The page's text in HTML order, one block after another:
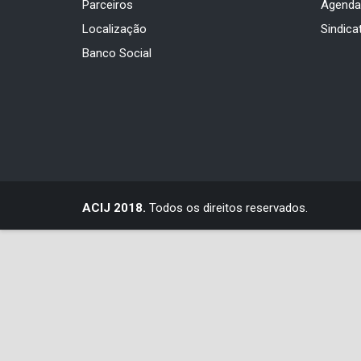
Parceiros
Localização
Banco Social
Agenda
ACIJ 2018. Todos os direitos reservados.